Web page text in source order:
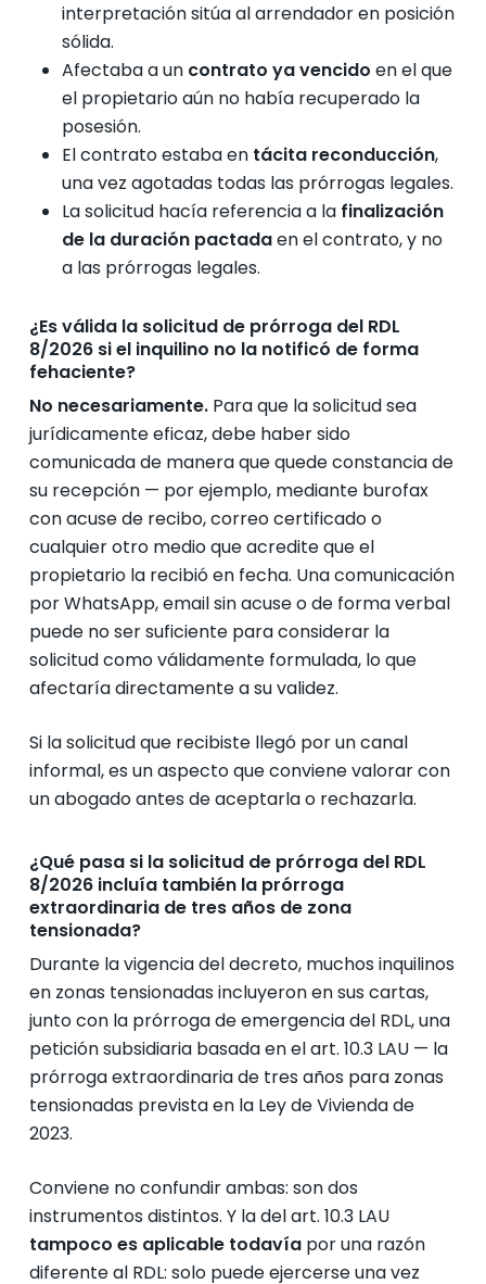
interpretación sitúa al arrendador en posición
sólida.
Afectaba a un contrato ya vencido en el que
el propietario aún no había recuperado la
posesión.
El contrato estaba en tácita reconducción,
una vez agotadas todas las prórrogas legales.
La solicitud hacía referencia a la finalización
de la duración pactadaen el contrato, y no
a las prórrogas legales.
¿Es válida la solicitud de prórroga del RDL
8/2026 si el inquilino no la notificó de forma
fehaciente?
No necesariamente.Para que la solicitud sea
jurídicamente eficaz, debe haber sido
comunicada de manera que quede constancia de
su recepción — por ejemplo, mediante burofax
con acuse de recibo, correo certificado o
cualquier otro medio que acredite que el
propietario la recibió en fecha. Una comunicación
por WhatsApp, email sin acuse o de forma verbal
puede no ser suficiente para considerar la
solicitud como válidamente formulada, lo que
afectaría directamente a su validez.
Si la solicitud que recibiste llegó por un canal
informal, es un aspecto que conviene valorar con
un abogado antes de aceptarla o rechazarla.
¿Qué pasa si la solicitud de prórroga del RDL
8/2026 incluía también la prórroga
extraordinaria de tres años de zona
tensionada?
Durante la vigencia del decreto, muchos inquilinos
en zonas tensionadas incluyeron en sus cartas,
junto con la prórroga de emergencia del RDL, una
petición subsidiaria basada en el art. 10.3 LAU — la
prórroga extraordinaria de tres años para zonas
tensionadas prevista en la Ley de Vivienda de
2023.
Conviene no confundir ambas: son dos
instrumentos distintos. Y la del art. 10.3 LAU
tampoco es aplicable todavíapor una razón
diferente al RDL: solo puede ejercerse una vez